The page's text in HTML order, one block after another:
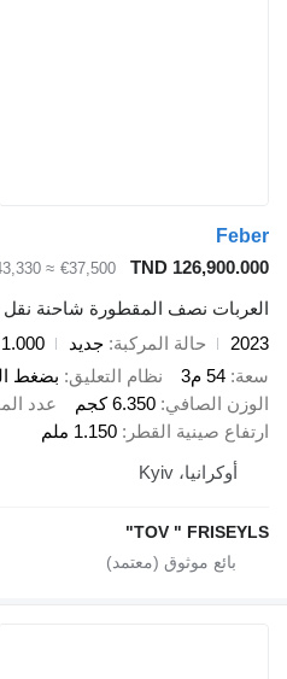
Feber
TND 126,900.000
€37,500
≈ $43,330
العربات نصف المقطورة شاحنة نقل
2023
حالة المركبة جديد
1.000 كم
سعة 54 م3 نظام التعليق بضغط
الوزن الصافي 6.350 كجم عدد
ارتفاع صينية القطر
1.150 ملم
أوكرانيا، Kyiv
TOV " FRISEYLS"